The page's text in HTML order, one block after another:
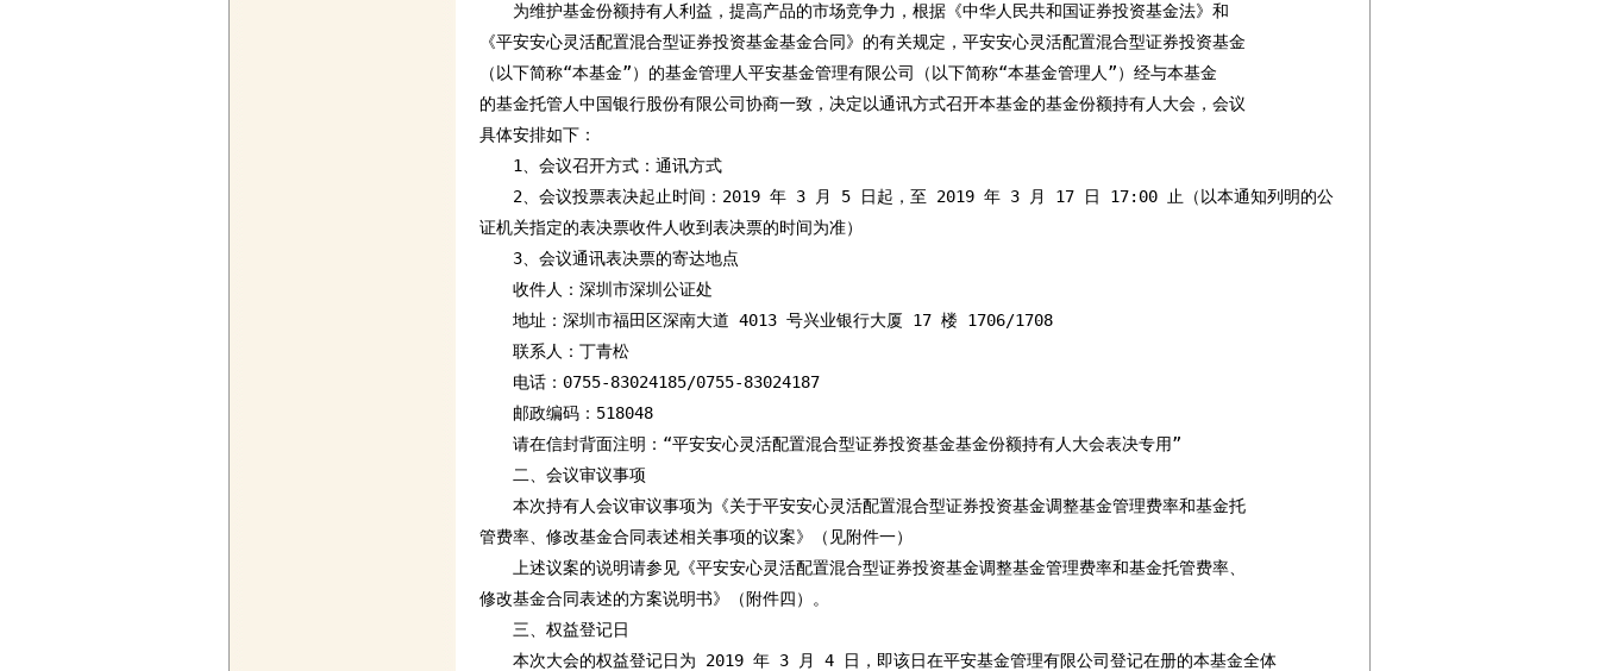
为维护基金份额持有人利益，提高产品的市场竞争力，根据《中华人民共和国证券投资基金法》和
《平安安心灵活配置混合型证券投资基金基金合同》的有关规定，平安安心灵活配置混合型证券投资基金
（以下简称“本基金”）的基金管理人平安基金管理有限公司（以下简称“本基金管理人”）经与本基金
的基金托管人中国银行股份有限公司协商一致，决定以通讯方式召开本基金的基金份额持有人大会，会议
具体安排如下：
1、会议召开方式：通讯方式
2、会议投票表决起止时间：2019 年 3 月 5 日起，至 2019 年 3 月 17 日 17:00 止（以本通知列明的公
证机关指定的表决票收件人收到表决票的时间为准）
3、会议通讯表决票的寄达地点
收件人：深圳市深圳公证处
地址：深圳市福田区深南大道 4013 号兴业银行大厦 17 楼 1706/1708
联系人：丁青松
电话：0755-83024185/0755-83024187
邮政编码：518048
请在信封背面注明：“平安安心灵活配置混合型证券投资基金基金份额持有人大会表决专用”
二、会议审议事项
本次持有人会议审议事项为《关于平安安心灵活配置混合型证券投资基金调整基金管理费率和基金托
管费率、修改基金合同表述相关事项的议案》（见附件一）
上述议案的说明请参见《平安安心灵活配置混合型证券投资基金调整基金管理费率和基金托管费率、
修改基金合同表述的方案说明书》（附件四）。
三、权益登记日
本次大会的权益登记日为 2019 年 3 月 4 日，即该日在平安基金管理有限公司登记在册的本基金全体